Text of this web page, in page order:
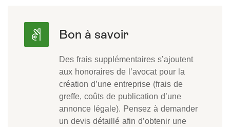
Des frais supplémentaires s’ajoutent
aux honoraires de l’avocat pour la
création d’une entreprise (frais de
greffe, coûts de publication d’une
annonce légale). Pensez à demander
un devis détaillé afin d’obtenir une